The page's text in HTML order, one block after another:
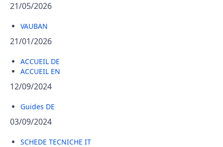
21/05/2026
VAUBAN
21/01/2026
ACCUEIL DE
ACCUEIL EN
12/09/2024
Guides DE
03/09/2024
SCHEDE TECNICHE IT